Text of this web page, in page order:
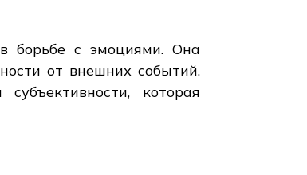
борьбе с эмоциями. Она
от внешних событий.
которая